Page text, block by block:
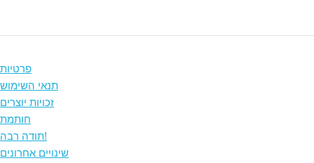
פרטיות
תנאי השימוש
זכויות יוצרים
חותמת
תודה רבה!
שינויים אחרונים